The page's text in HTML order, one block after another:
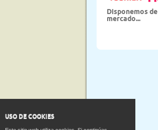
USO DE COOKIES
Disponemos
mercado...